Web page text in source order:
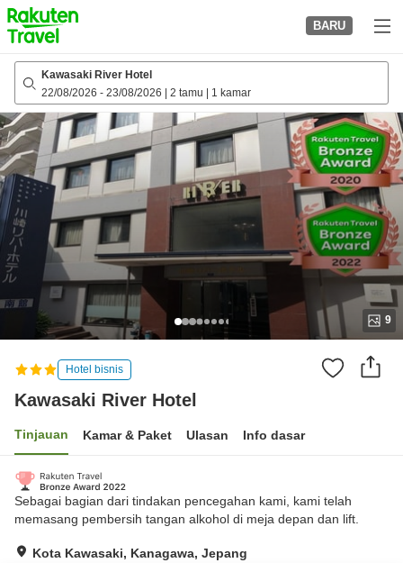
to
top
page
BARU
Kawasaki River Hotel
22/08/2026 - 23/08/2026 2 tamu 1 kamar
9
Hotel bisnis
Kawasaki River Hotel
Tinjauan Kamar & Paket Ulasan Info dasar
Sebagai bagian dari tindakan pencegahan kami, kami telah
memasang pembersih tangan alkohol di meja depan dan lift.
Kota Kawasaki, Kanagawa, Jepang